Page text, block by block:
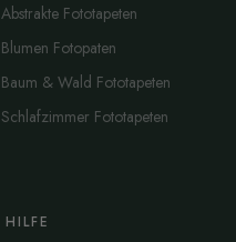
Abstrakte Fototapeten
Blumen Fotopaten
Baum & Wald Fototapeten
Schlafzimmer Fototapeten
HILFE